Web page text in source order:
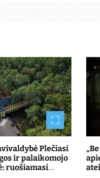
Plečiasi
ir palaikomojo
ruošiamasi